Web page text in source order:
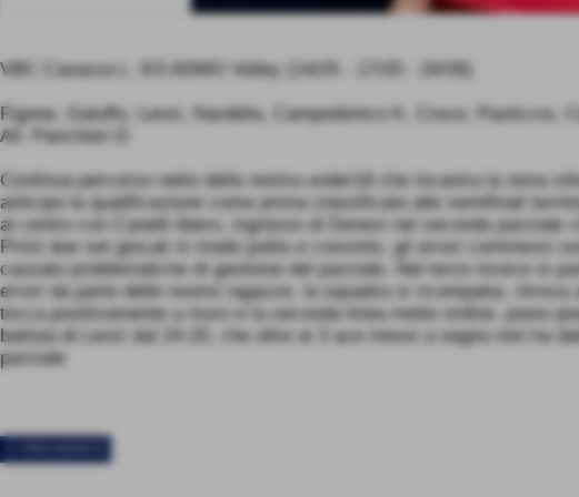
VBC Casarza L. 0/3 ADMO Volley (14/25 - 17/25 - 24/26)
Figone, Galuffo, Lenzi, Nardella, Campodonico K, Croce, Pasticcio,
All. Panchieri D
Continua percorso netto della nostra under18 che incastra la nona
anticipo la qualificazione come prima classificata alle semifinali
al centro con Canelli libero, ingresso di Denevi nel secondo parziale
Primi due set giocati in modo pulito e convinto, gli errori commessi
causato problematiche di gestione del parziale. Nel terzo invece si
errori da parte delle nostre ragazze, la squadra si ricompatta,
tocca positivamente a muro e la seconda linea mette ordine, piano
battuta di Lenzi dal 24-20, che oltre ai 3 ace messi a segno non ha
parziale